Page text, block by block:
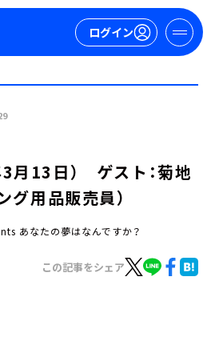
ログイン
月13日） ゲスト：菊地
グ用品販売員）
あなたの夢はなんですか？
この記事をシェア